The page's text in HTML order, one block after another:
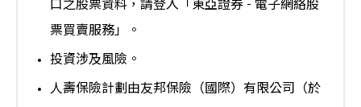
口之股票資料，請登入「東亞證券 - 電子網絡股
票買賣服務」。
投資涉及風險。
人壽保險計劃由友邦保險（國際）有限公司（於